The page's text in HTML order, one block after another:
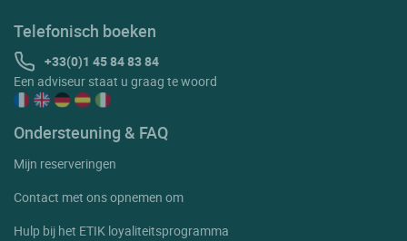
Telefonisch boeken
+33(0)1 45 84 83 84
Een adviseur staat u graag te woord
Ondersteuning & FAQ
Mijn reserveringen
Contact met ons opnemen om
Hulp bij het ETIK loyaliteitsprogramma